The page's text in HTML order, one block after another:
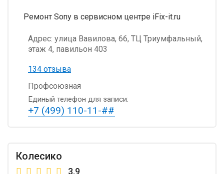
Ремонт Sony в сервисном центре iFix-it.ru
Адрес: улица Вавилова, 66, ТЦ Триумфальный,
этаж 4, павильон 403
134 отзыва
Профсоюзная
Единый телефон для записи:
+7 (499) 110-11-##
Колесико
3.9